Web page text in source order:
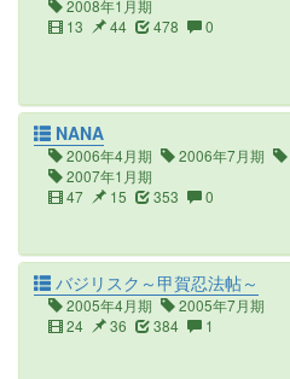
2008年1月期
13
44 478 0
NANA
2006年4月期 2006年7月期
2007年1月期
47
15 353 0
バジリスク～甲賀忍法帖～
2005年4月期
2005年7月期
24
36 384 1